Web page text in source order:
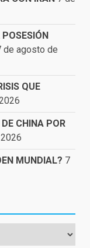
de agosto de
QUE
CHINA POR
MUNDIAL? 7